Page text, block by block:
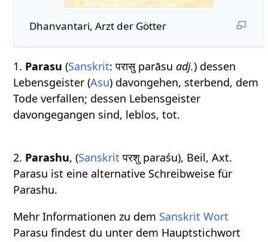
Dhanvantari, Arzt der Götter
1. Parasu (Sanskrit: परासु parāsuadj.) dessen
Lebensgeister (Asu) davongehen, sterbend, dem
Tode verfallen; dessen Lebensgeister
davongegangen sind, leblos, tot.
2. Parashu, (Sanskrit परशु paraśu), Beil, Axt.
Parasu ist eine alternative Schreibweise für
Parashu.
Mehr Informationen zu dem Sanskrit Wort
Parasu findest du unter dem Hauptstichwort